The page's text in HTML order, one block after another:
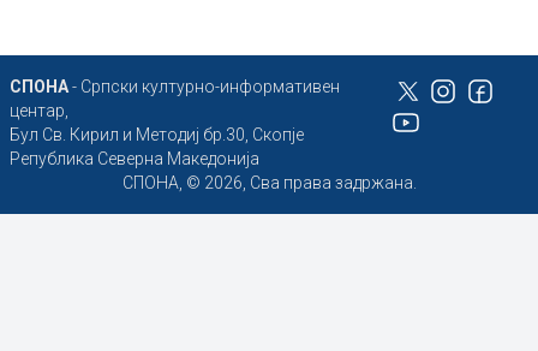
СПОНА- Српски културно-информативен
центар,
Бул Св. Кирил и Методиј бр.30, Скопје
Република Северна Македонија
СПОНА, © 2026, Сва права задржана.